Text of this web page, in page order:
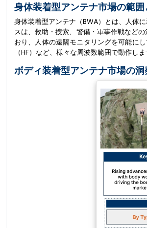
身体装着型アンテナ市場の範囲
身体装着型アンテナ（BWA）とは、人体
スは、救助・捜索、警備・軍事作戦など
おり、人体の遠隔モニタリングを可能に
（HF）など、様々な周波数範囲で動作しま
ボディ装着型アンテナ市場の洞